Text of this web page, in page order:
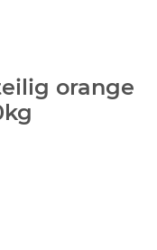
orange